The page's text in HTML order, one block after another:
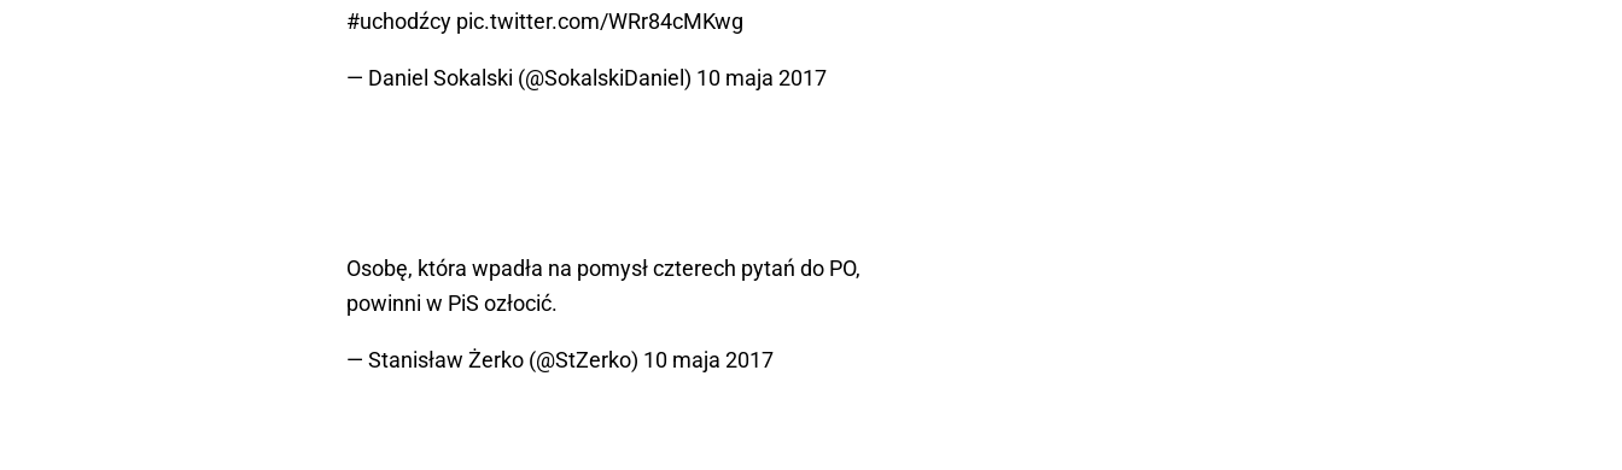
#uchodźcy pic.twitter.com/WRr84cMKwg
— Daniel Sokalski (@SokalskiDaniel) 10 maja 2017
Osobę, która wpadła na pomysł czterech pytań do PO,
powinni w PiS ozłocić.
— Stanisław Żerko (@StZerko) 10 maja 2017